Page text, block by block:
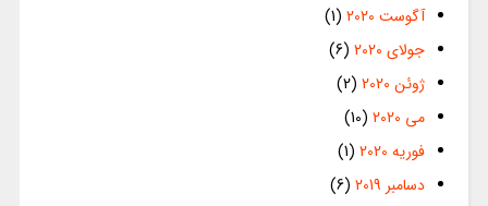
آگوست 2020
(1)
جولای 2020
(6)
ژوئن 2020
(2)
می 2020
(10)
فوریه 2020
(1)
دسامبر 2019
(6)